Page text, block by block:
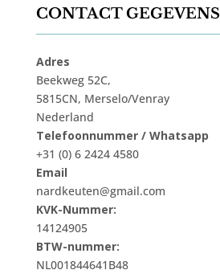
CONTACT GEGEVENS
Adres
Beekweg 52C,
5815CN, Merselo/Venray
Nederland
Telefoonnummer / Whatsapp
+31 (0) 6 2424 4580
Email
nardkeuten@gmail.com
KVK-Nummer:
14124905
BTW-nummer:
NL001844641B48